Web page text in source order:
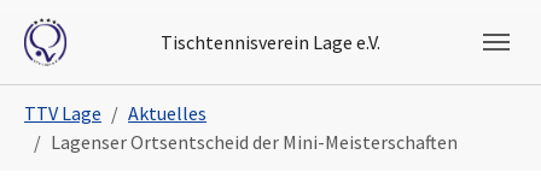
Skip to main navigation
Skip to main content
Skip to page footer
Tischtennisverein Lage e.V.
TTV Lage
Aktuelles
Lagenser Ortsentscheid der Mini-Meisterschaften